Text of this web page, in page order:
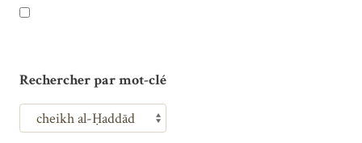
Rechercher par mot-clé